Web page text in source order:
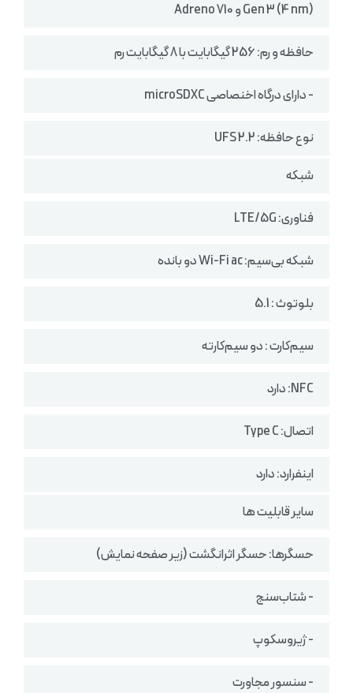
Gen 3 (4 nm) و Adreno 710
حافظه و رم: 256 گیگابایت با 8 گیگابایت رم
- دارای درگاه اخنصاصی microSDXC
نوع حافظه: UFS 2.2
شبکه
فناوری: LTE/5G
شبکه بی‌سیم: Wi-Fi ac دو بانده
بلوتوث : 5.1
سیم‌کارت : دو سیم‌کارته
NFC: دارد
اتصال: Type C
اینفرارد: دارد
سایر قابلیت ها
حسگرها: حسگر اثرانگشت (زیر صفحه نمایش)
- شتاب‌سنج
- ژیروسکوپ
- سنسور مجاورت